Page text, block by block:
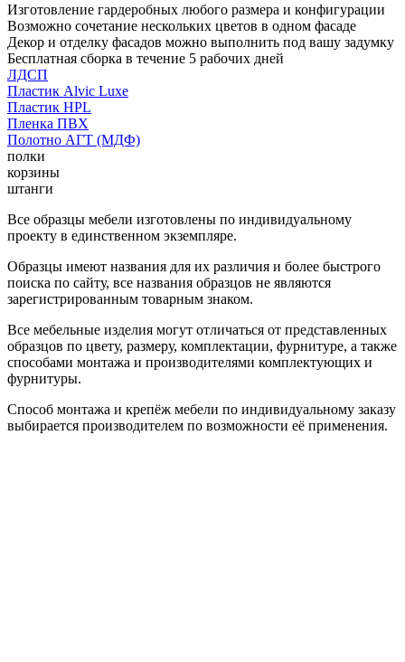
Изготовление гардеробных любого размера и конфигурации
Возможно сочетание нескольких цветов в одном фасаде
Декор и отделку фасадов можно выполнить под вашу задумку
Бесплатная сборка в течение 5 рабочих дней
ЛДСП
Пластик Alvic Luxe
Пластик HPL
Пленка ПВХ
Полотно АГТ (МДФ)
полки
корзины
штанги
Все образцы мебели изготовлены по индивидуальному
проекту в единственном экземпляре.
Образцы имеют названия для их различия и более быстрого
поиска по сайту, все названия образцов не являются
зарегистрированным товарным знаком.
Все мебельные изделия могут отличаться от представленных
образцов по цвету, размеру, комплектации, фурнитуре, а также
способами монтажа и производителями комплектующих и
фурнитуры.
Способ монтажа и крепёж мебели по индивидуальному заказу
выбирается производителем по возможности её применения.